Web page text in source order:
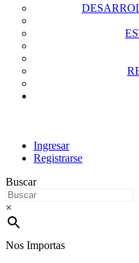
Ingresar
Registrarse
Buscar
×
Nos Importas